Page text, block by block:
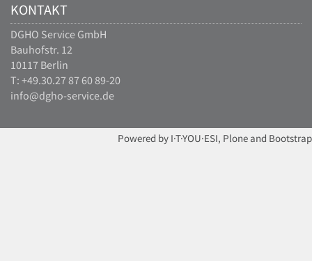
KONTAKT
DGHO Service GmbH
Bauhofstr. 12
10117 Berlin
T: +49.30.27 87 60 89-20
info@dgho-service.de
Powered by I·T·YOU·ESI, Plone and Bootstrap